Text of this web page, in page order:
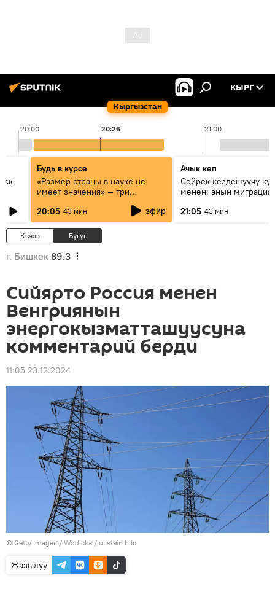
Кыргызстан
КЫРГ
20:00 21:00
20:26
Будь в курсе
«Размер страны в науке не
имеет значения» — три
эксперта о сотрудничестве
России и Кыргызстана в
образовании и исследованиях
20:05 43 мин эфир
Ачык кеп
Сейрек кездешүүчү
менен: анын
21:05 43 мин
Кечээ Бүгүн
г. Бишкек 89.3
Сийярто Россия менен
Венгриянын
энергокызматташуусуна
комментарий берди
11:05 23.12.2024
© Getty Images / Wodicka / ullstein bild
Жазылуу